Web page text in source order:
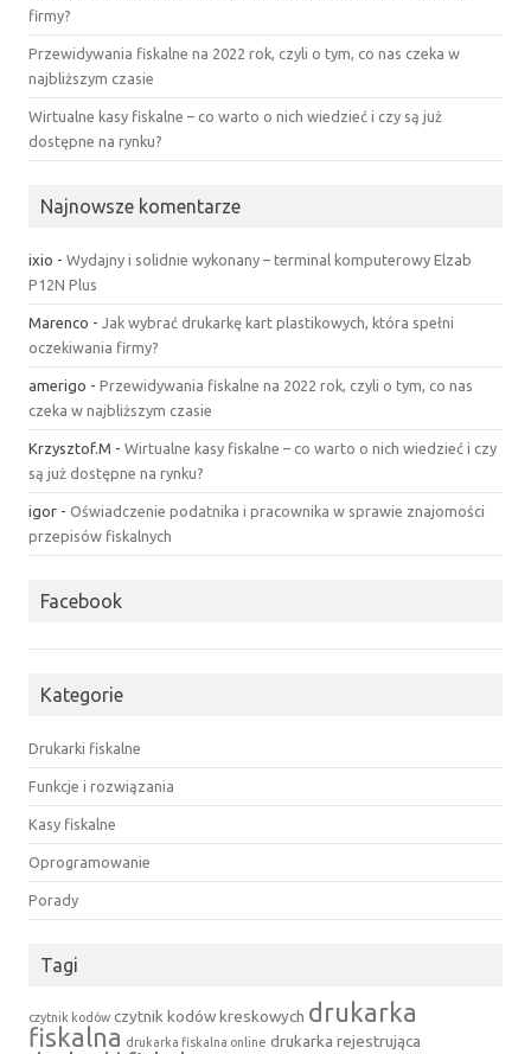
firmy?
Przewidywania fiskalne na 2022 rok, czyli o tym, co nas czeka w
najbliższym czasie
Wirtualne kasy fiskalne – co warto o nich wiedzieć i czy są już
dostępne na rynku?
Najnowsze komentarze
ixio - Wydajny i solidnie wykonany – terminal komputerowy Elzab
P12N Plus
Marenco - Jak wybrać drukarkę kart plastikowych, która spełni
oczekiwania firmy?
amerigo - Przewidywania fiskalne na 2022 rok, czyli o tym, co nas
czeka w najbliższym czasie
Krzysztof.M - Wirtualne kasy fiskalne – co warto o nich wiedzieć i czy
są już dostępne na rynku?
igor - Oświadczenie podatnika i pracownika w sprawie znajomości
przepisów fiskalnych
Facebook
Kategorie
Drukarki fiskalne
Funkcje i rozwiązania
Kasy fiskalne
Oprogramowanie
Porady
Tagi
czytnik kodów czytnik kodów kreskowych drukarka
fiskalna drukarka fiskalna online drukarka rejestrująca